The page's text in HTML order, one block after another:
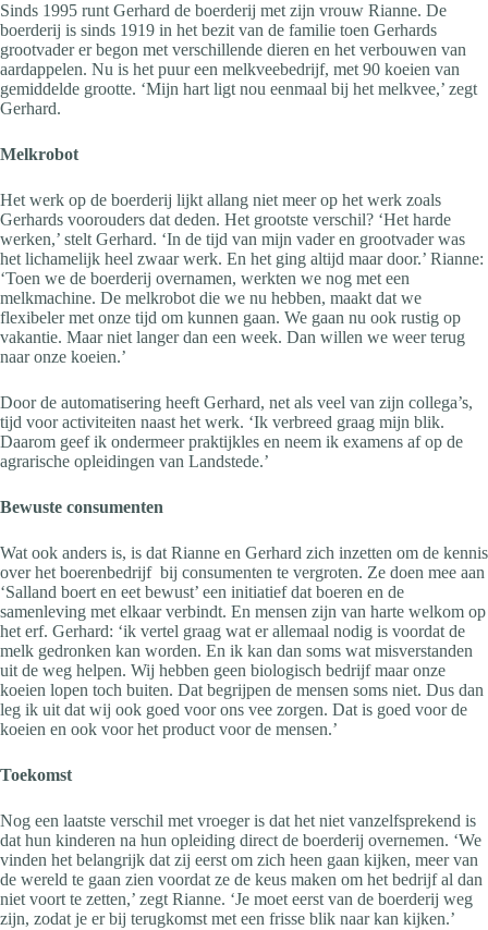
Sinds 1995 runt Gerhard de boerderij met zijn vrouw Rianne. De
boerderij is sinds 1919 in het bezit van de familie toen Gerhards
grootvader er begon met verschillende dieren en het verbouwen van
aardappelen. Nu is het puur een melkveebedrijf, met 90 koeien van
gemiddelde grootte. ‘Mijn hart ligt nou eenmaal bij het melkvee,’ zegt
Gerhard.
Melkrobot
Het werk op de boerderij lijkt allang niet meer op het werk zoals
Gerhards voorouders dat deden. Het grootste verschil? ‘Het harde
werken,’ stelt Gerhard. ‘In de tijd van mijn vader en grootvader was
het lichamelijk heel zwaar werk. En het ging altijd maar door.’ Rianne:
‘Toen we de boerderij overnamen, werkten we nog met een
melkmachine. De melkrobot die we nu hebben, maakt dat we
flexibeler met onze tijd om kunnen gaan. We gaan nu ook rustig op
vakantie. Maar niet langer dan een week. Dan willen we weer terug
naar onze koeien.’
Door de automatisering heeft Gerhard, net als veel van zijn collega’s,
tijd voor activiteiten naast het werk. ‘Ik verbreed graag mijn blik.
Daarom geef ik ondermeer praktijkles en neem ik examens af op de
agrarische opleidingen van Landstede.’
Bewuste consumenten
Wat ook anders is, is dat Rianne en Gerhard zich inzetten om de kennis
over het boerenbedrijf bij consumenten te vergroten. Ze doen mee aan
‘Salland boert en eet bewust’ een initiatief dat boeren en de
samenleving met elkaar verbindt. En mensen zijn van harte welkom op
het erf. Gerhard: ‘ik vertel graag wat er allemaal nodig is voordat de
melk gedronken kan worden. En ik kan dan soms wat misverstanden
uit de weg helpen. Wij hebben geen biologisch bedrijf maar onze
koeien lopen toch buiten. Dat begrijpen de mensen soms niet. Dus dan
leg ik uit dat wij ook goed voor ons vee zorgen. Dat is goed voor de
koeien en ook voor het product voor de mensen.’
Toekomst
Nog een laatste verschil met vroeger is dat het niet vanzelfsprekend is
dat hun kinderen na hun opleiding direct de boerderij overnemen. ‘We
vinden het belangrijk dat zij eerst om zich heen gaan kijken, meer van
de wereld te gaan zien voordat ze de keus maken om het bedrijf al dan
niet voort te zetten,’ zegt Rianne. ‘Je moet eerst van de boerderij weg
zijn, zodat je er bij terugkomst met een frisse blik naar kan kijken.’